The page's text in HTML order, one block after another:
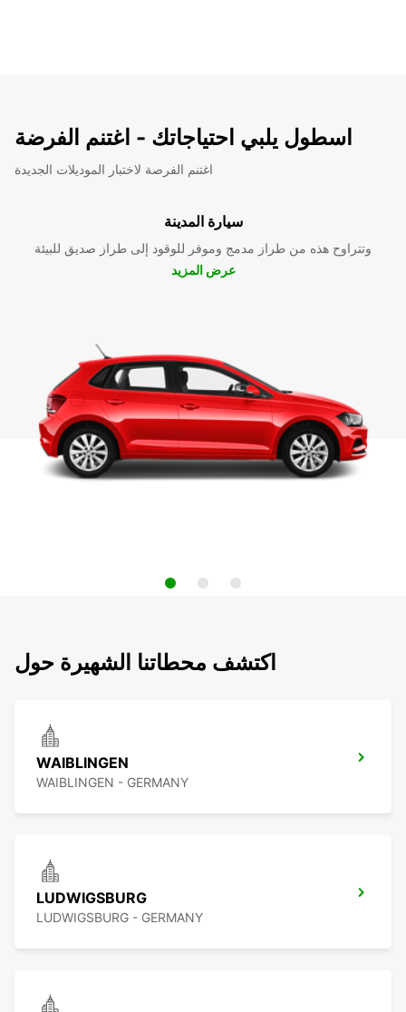
اسطول يلبي احتياجاتك - اغتنم الفرضة
اغتنم الفرصة لاختبار الموديلات الجديدة
سيارة المدينة
وتتراوح هذه من طراز مدمج وموفر للوقود إلى طراز صديق للبيئة
عرض المزيد
اكتشف محطاتنا الشهيرة حول
WAIBLINGEN
WAIBLINGEN - GERMANY
LUDWIGSBURG
LUDWIGSBURG - GERMANY